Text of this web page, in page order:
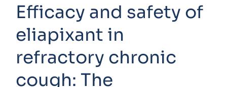
Efficacy and safety of
eliapixant in
refractory chronic
cough: The